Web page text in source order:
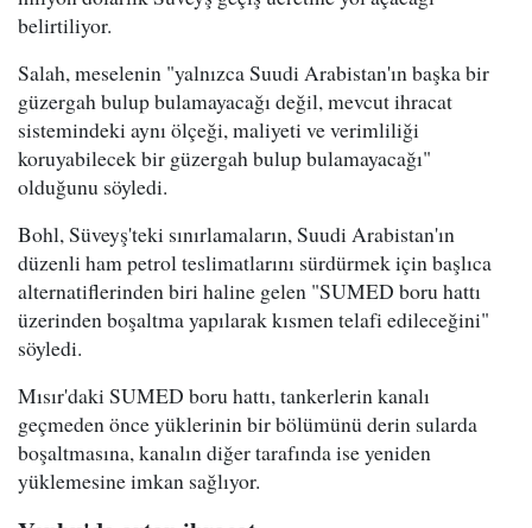
belirtiliyor.
Salah, meselenin "yalnızca Suudi Arabistan'ın başka bir
güzergah bulup bulamayacağı değil, mevcut ihracat
sistemindeki aynı ölçeği, maliyeti ve verimliliği
koruyabilecek bir güzergah bulup bulamayacağı"
olduğunu söyledi.
Bohl, Süveyş'teki sınırlamaların, Suudi Arabistan'ın
düzenli ham petrol teslimatlarını sürdürmek için başlıca
alternatiflerinden biri haline gelen "SUMED boru hattı
üzerinden boşaltma yapılarak kısmen telafi edileceğini"
söyledi.
Mısır'daki SUMED boru hattı, tankerlerin kanalı
geçmeden önce yüklerinin bir bölümünü derin sularda
boşaltmasına, kanalın diğer tarafında ise yeniden
yüklemesine imkan sağlıyor.